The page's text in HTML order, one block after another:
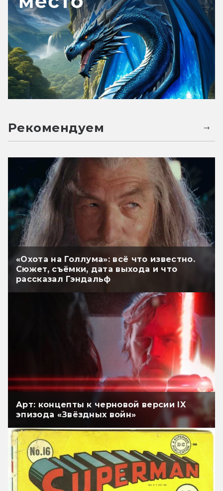
Рекомендуем
«Охота на Голлума»: всё что известно.
Сюжет, съёмки, дата выхода и что
рассказал Гэндальф
Арт: концепты к черновой версии IX
эпизода «Звёздных войн»